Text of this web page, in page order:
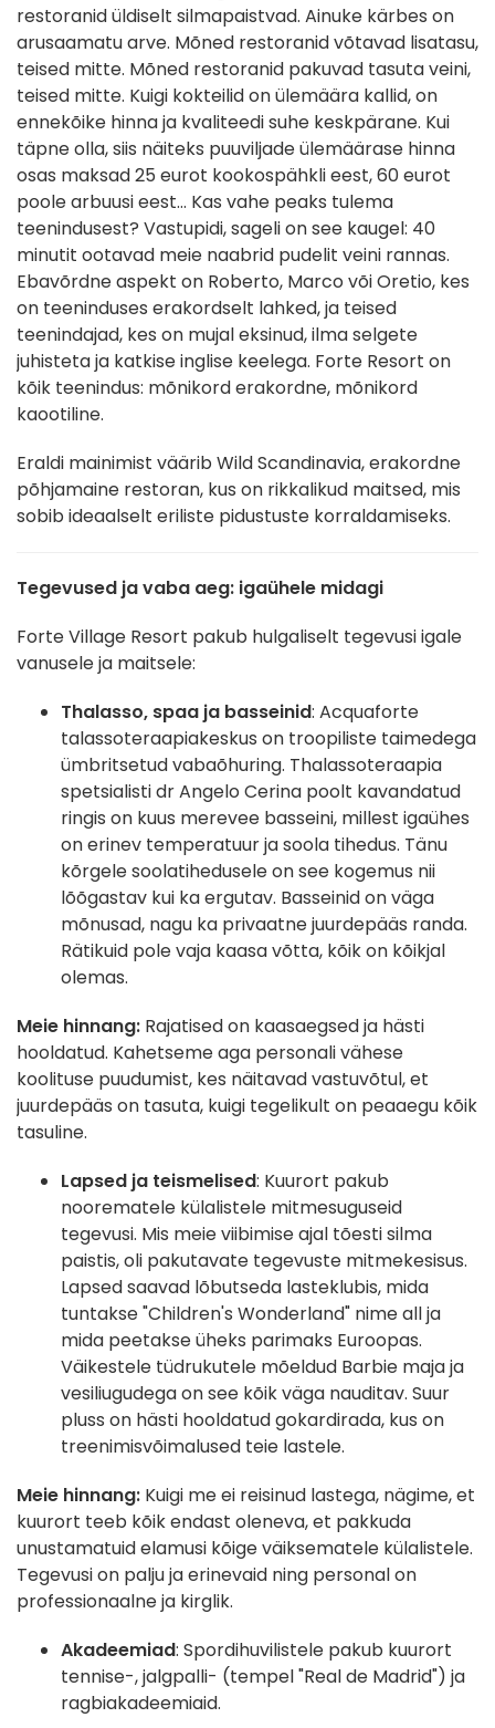
restoranid üldiselt silmapaistvad. Ainuke kärbes on
arusaamatu arve. Mõned restoranid võtavad lisatasu,
teised mitte. Mõned restoranid pakuvad tasuta veini,
teised mitte. Kuigi kokteilid on ülemäära kallid, on
ennekõike hinna ja kvaliteedi suhe keskpärane. Kui
täpne olla, siis näiteks puuviljade ülemäärase hinna
osas maksad 25 eurot kookospähkli eest, 60 eurot
poole arbuusi eest... Kas vahe peaks tulema
teenindusest? Vastupidi, sageli on see kaugel: 40
minutit ootavad meie naabrid pudelit veini rannas.
Ebavõrdne aspekt on Roberto, Marco või Oretio, kes
on teeninduses erakordselt lahked, ja teised
teenindajad, kes on mujal eksinud, ilma selgete
juhisteta ja katkise inglise keelega. Forte Resort on
kõik teenindus: mõnikord erakordne, mõnikord
kaootiline.
Eraldi mainimist väärib Wild Scandinavia, erakordne
põhjamaine restoran, kus on rikkalikud maitsed, mis
sobib ideaalselt eriliste pidustuste korraldamiseks.
Tegevused ja vaba aeg: igaühele midagi
Forte Village Resort pakub hulgaliselt tegevusi igale
vanusele ja maitsele:
Thalasso, spaa ja basseinid: Acquaforte
talassoteraapiakeskus on troopiliste taimedega
ümbritsetud vabaõhuring. Thalassoteraapia
spetsialisti dr Angelo Cerina poolt kavandatud
ringis on kuus merevee basseini, millest igaühes
on erinev temperatuur ja soola tihedus. Tänu
kõrgele soolatihedusele on see kogemus nii
lõõgastav kui ka ergutav. Basseinid on väga
mõnusad, nagu ka privaatne juurdepääs randa.
Rätikuid pole vaja kaasa võtta, kõik on kõikjal
olemas.
Meie hinnang: Rajatised on kaasaegsed ja hästi
hooldatud. Kahetseme aga personali vähese
koolituse puudumist, kes näitavad vastuvõtul, et
juurdepääs on tasuta, kuigi tegelikult on peaaegu kõik
tasuline.
Lapsed ja teismelised: Kuurort pakub
noorematele külalistele mitmesuguseid
tegevusi. Mis meie viibimise ajal tõesti silma
paistis, oli pakutavate tegevuste mitmekesisus.
Lapsed saavad lõbutseda lasteklubis, mida
tuntakse "Children's Wonderland" nime all ja
mida peetakse üheks parimaks Euroopas.
Väikestele tüdrukutele mõeldud Barbie maja ja
vesiliugudega on see kõik väga nauditav. Suur
pluss on hästi hooldatud gokardirada, kus on
treenimisvõimalused teie lastele.
Meie hinnang: Kuigi me ei reisinud lastega, nägime, et
kuurort teeb kõik endast oleneva, et pakkuda
unustamatuid elamusi kõige väiksematele külalistele.
Tegevusi on palju ja erinevaid ning personal on
professionaalne ja kirglik.
Akadeemiad: Spordihuvilistele pakub kuurort
tennise-, jalgpalli- (tempel "Real de Madrid") ja
ragbiakadeemiaid.